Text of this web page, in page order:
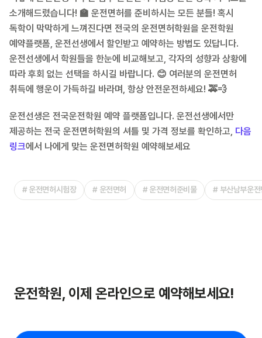
소개해드렸습니다! 🏫 운전면허를 준비하시는 모든 분들! 혹시
독학이 막막하게 느껴진다면 전국의 운전면허학원을 운전학원
예약플랫폼, 운전선생에서 할인받고 예약하는 방법도 있답니다.
운전선생에서 학원들을 한눈에 비교해보고, 각자의 성향과 상황에
따라 후회 없는 선택을 하시길 바랍니다. 😊 여러분의 운전면허
취득에 행운이 가득하길 바라며, 항상 안전운전하세요! 🚕💨
운전선생은 전국운전학원 예약 플랫폼입니다. 운전선생에서만
제공하는 전국 운전면허학원의 셔틀 및 가격 정보를 확인하고, 다음
링크에서 나에게 맞는 운전면허학원 예약해보세요
#운전면허시험장 # 운전면허 #운전면허준비물 # 부산남부운
운전학원, 이제 온라인으로 예약해보세요!